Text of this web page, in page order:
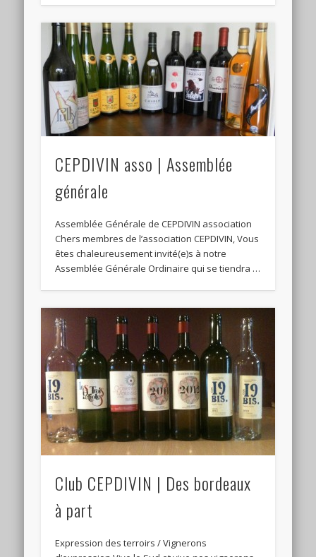
CEPDIVIN asso | Assemblée
générale
Assemblée Générale de CEPDIVIN association
Chers membres de l’association CEPDIVIN, Vous
êtes chaleureusement invité(e)s à notre
Assemblée Générale Ordinaire qui se tiendra …
Club CEPDIVIN | Des bordeaux
à part
Expression des terroirs / Vignerons